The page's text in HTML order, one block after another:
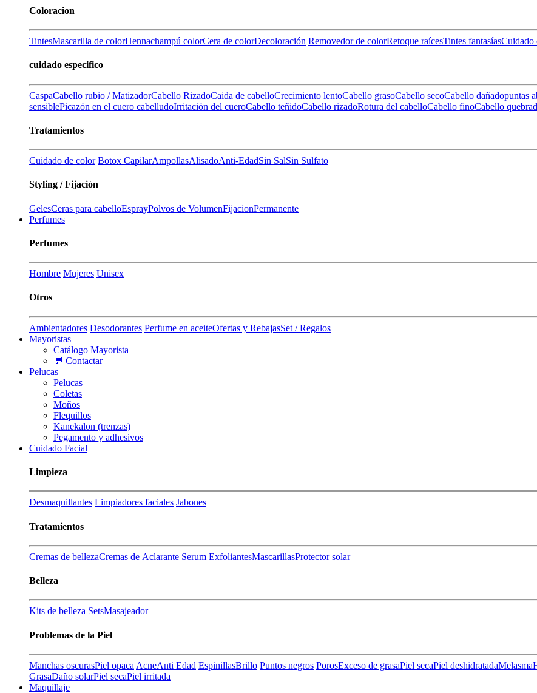
Coloracion
TintesMascarilla de colorHennachampú colorCera de colorDecoloración Removedor de colorRetoque raícesTintes fantasíasCuidado
cuidado especifico
CaspaCabello rubio / MatizadorCabello RizadoCaida de cabelloCrecimiento lentoCabello grasoCabello secoCabello dañadopuntas
sensiblePicazón en el cuero cabelludoIrritación del cueroCabello teñidoCabello rizadoRotura del cabelloCabello finoCabello
Tratamientos
Cuidado de color Botox CapilarAmpollasAlisadoAnti-EdadSin SalSin Sulfato
Styling / Fijación
GelesCeras para cabelloEsprayPolvos de VolumenFijacionPermanente
Perfumes
Perfumes
Hombre Mujeres Unisex
Otros
Ambientadores Desodorantes Perfume en aceiteOfertas y RebajasSet / Regalos
Mayoristas
Catálogo Mayorista
💬 Contactar
Pelucas
Pelucas
Coletas
Moños
Flequillos
Kanekalon (trenzas)
Pegamento y adhesivos
Cuidado Facial
Limpieza
Desmaquillantes Limpiadores faciales Jabones
Tratamientos
Cremas de bellezaCremas de Aclarante Serum ExfoliantesMascarillasProtector solar
Belleza
Kits de belleza SetsMasajeador
Problemas de la Piel
Manchas oscurasPiel opaca AcneAnti Edad EspinillasBrillo Puntos negros PorosExceso de grasaPiel secaPiel deshidratadaMelasma
GrasaDaño solarPiel secaPiel irritada
Maquillaje